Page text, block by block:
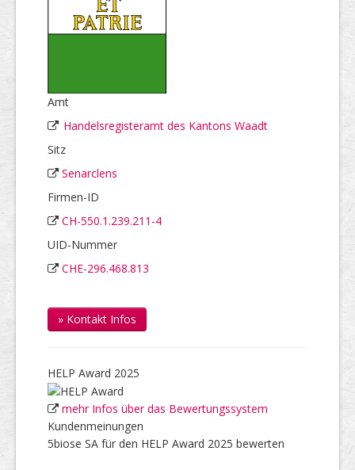
Amt
Handelsregisteramt des Kantons Waadt
Sitz
Senarclens
Firmen-ID
CH-550.1.239.211-4
UID-Nummer
CHE-296.468.813
» Kontakt Infos
HELP Award 2025
mehr Infos über das Bewertungssystem
Kundenmeinungen
5biose SA für den HELP Award 2025 bewerten